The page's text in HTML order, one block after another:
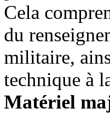
Cela
du
militaire,
technique à
Matériel